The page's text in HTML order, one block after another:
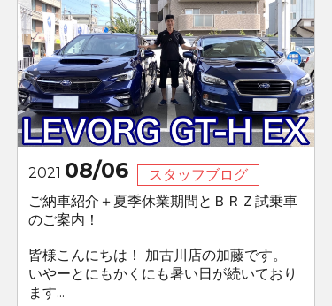
2021 08/06
スタッフブログ
ご納車紹介＋夏季休業期間とＢＲＺ試乗車
のご案内！
皆様こんにちは！ 加古川店の加藤です。
いやーとにもかくにも暑い日が続いており
ます...